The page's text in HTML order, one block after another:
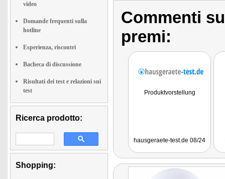
video
Domande frequenti sulla
hotline
Esperienza, riscontri
Bacheca di discussione
Risultati dei test e relazioni sui
test
Ricerca prodotto:
Shopping:
Commenti
premi:
Produktvorstellung
hausgeraete-test.de 08/24